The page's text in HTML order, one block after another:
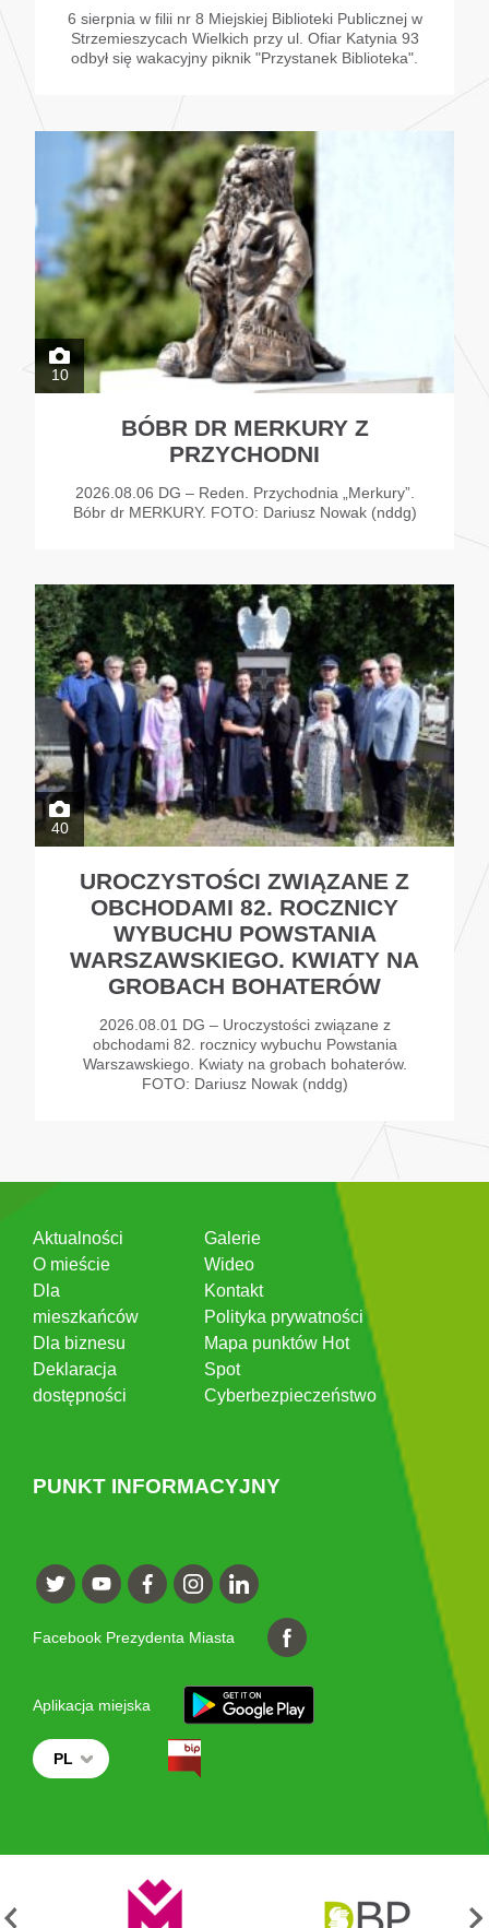
6 sierpnia w filii nr 8 Miejskiej Biblioteki Publicznej w
Strzemieszycach Wielkich przy ul. Ofiar Katynia 93
odbył się wakacyjny piknik "Przystanek Biblioteka".
10
BÓBR DR MERKURY Z
PRZYCHODNI
2026.08.06 DG – Reden. Przychodnia „Merkury”.
Bóbr dr MERKURY. FOTO: Dariusz Nowak (nddg)
40
UROCZYSTOŚCI ZWIĄZANE Z
OBCHODAMI 82. ROCZNICY
WYBUCHU POWSTANIA
WARSZAWSKIEGO. KWIATY NA
GROBACH BOHATERÓW
2026.08.01 DG – Uroczystości związane z
obchodami 82. rocznicy wybuchu Powstania
Warszawskiego. Kwiaty na grobach bohaterów.
FOTO: Dariusz Nowak (nddg)
Aktualności
O mieście
Dla
mieszkańców
Dla biznesu
Deklaracja
dostępności
Galerie
Wideo
Kontakt
Polityka prywatności
Mapa punktów Hot
Spot
Cyberbezpieczeństwo
PUNKT INFORMACYJNY
Facebook Prezydenta Miasta
Aplikacja miejska
PL